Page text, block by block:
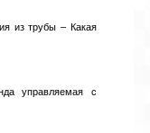
из трубы – Какая
управляемая с